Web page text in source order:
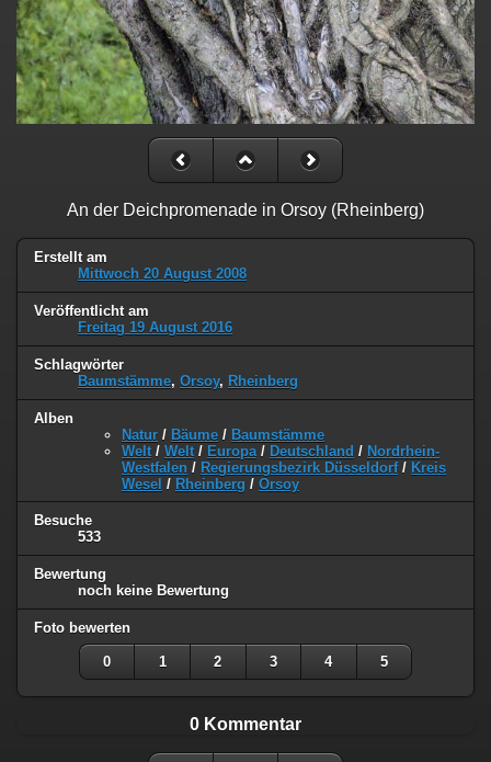
An der Deichpromenade in Orsoy (Rheinberg)
Erstellt am
Mittwoch 20 August 2008
Veröffentlicht am
Freitag 19 August 2016
Schlagwörter
Baumstämme, Orsoy, Rheinberg
Alben
Natur / Bäume / Baumstämme
Welt / Welt / Europa / Deutschland / Nordrhein-
Westfalen / Regierungsbezirk Düsseldorf/ Kreis
Wesel / Rheinberg / Orsoy
Besuche
533
Bewertung
noch keine Bewertung
Foto bewerten
0 1 2 3 4 5
0 Kommentar